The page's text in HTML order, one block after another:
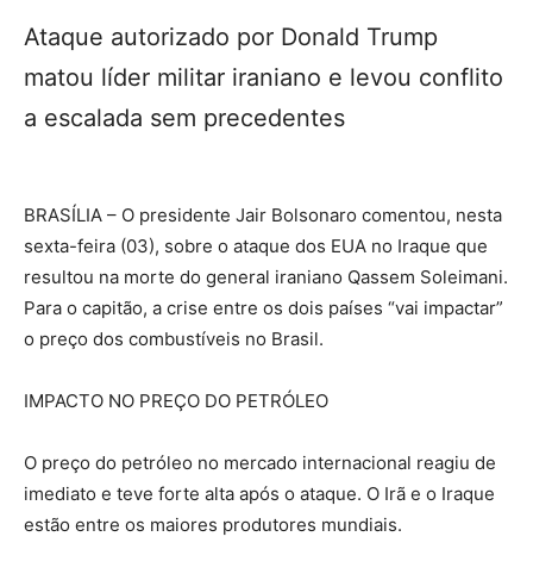
Ataque autorizado por Donald Trump
matou líder militar iraniano e levou conflito
a escalada sem precedentes
BRASÍLIA – O presidente Jair Bolsonaro comentou, nesta
sexta-feira (03), sobre o ataque dos EUA no Iraque que
resultou na morte do general iraniano Qassem Soleimani.
Para o capitão, a crise entre os dois países “vai impactar”
o preço dos combustíveis no Brasil.
IMPACTO NO PREÇO DO PETRÓLEO
O preço do petróleo no mercado internacional reagiu de
imediato e teve forte alta após o ataque. O Irã e o Iraque
estão entre os maiores produtores mundiais.